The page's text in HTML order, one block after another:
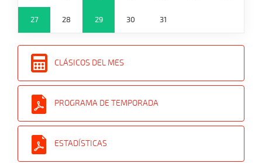
27 28 29 30 31
CLÁSICOS DEL MES
PROGRAMA DE TEMPORADA
ESTADÍSTICAS